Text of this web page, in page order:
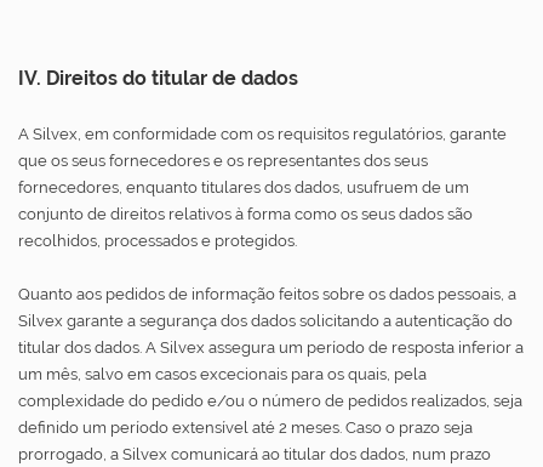
IV. Direitos do titular de dados
A Silvex, em conformidade com os requisitos regulatórios, garante
que os seus fornecedores e os representantes dos seus
fornecedores, enquanto titulares dos dados, usufruem de um
conjunto de direitos relativos à forma como os seus dados são
recolhidos, processados e protegidos.
Quanto aos pedidos de informação feitos sobre os dados pessoais, a
Silvex garante a segurança dos dados solicitando a autenticação do
titular dos dados. A Silvex assegura um período de resposta inferior a
um mês, salvo em casos excecionais para os quais, pela
complexidade do pedido e/ou o número de pedidos realizados, seja
definido um período extensível até 2 meses. Caso o prazo seja
prorrogado, a Silvex comunicará ao titular dos dados, num prazo